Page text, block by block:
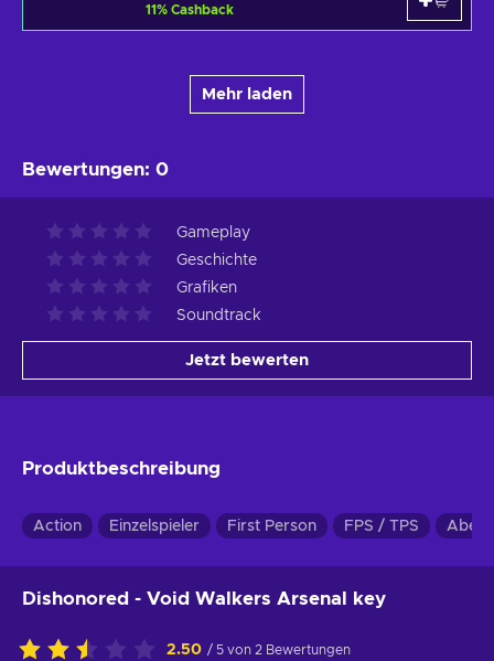
11% Cashback
Mehr laden
Bewertungen: 0
Gameplay
Geschichte
Grafiken
Soundtrack
Jetzt bewerten
Produktbeschreibung
Action Einzelspieler First Person FPS / TPS
Dishonored - Void Walkers Arsenal key
2.50 / 5 von 2 Bewertungen